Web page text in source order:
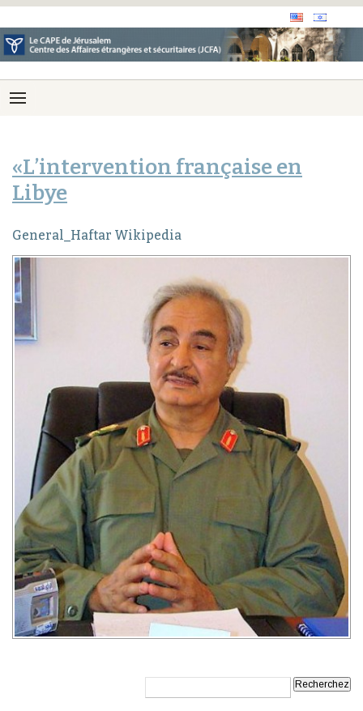
«L’intervention française en
Libye
General_Haftar Wikipedia